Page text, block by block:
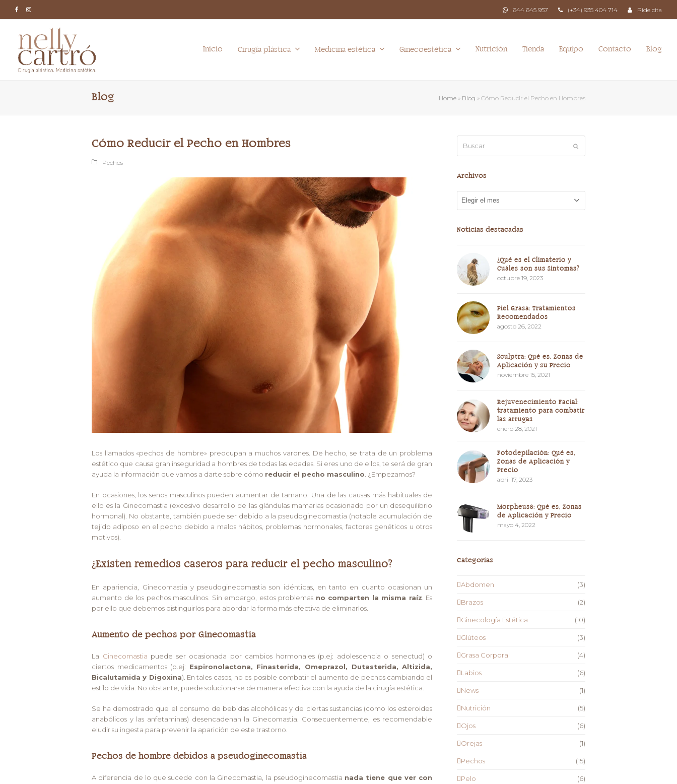
FacebookInstagram 644 645 957 (+34) 935 404 714 Pide cita
Inicio Cirugía plástica Medicina estética Ginecoestética Nutrición Tienda Equipo Contacto Blog
Blog Home » Blog » Cómo Reducir el Pecho en Hombres
Cómo Reducir el Pecho en Hombres
Pechos
Los llamados «pechos de hombre» preocupan a muchos varones. De hecho, se trata de un problema
estético que causa gran inseguridad a hombres de todas las edades. Si eres uno de ellos, te será de gran
ayuda la información que vamos a darte sobre cómo reducir el pecho masculino . ¿Empezamos?
En ocasiones, los senos masculinos pueden aumentar de tamaño. Una de las causas más habituales de
ello es la Ginecomastia (excesivo desarrollo de las glándulas mamarias ocasionado por un desequilibrio
hormonal). No obstante, también puede ser debido a la pseudoginecomastia (notable acumulación de
tejido adiposo en el pecho debido a malos hábitos, problemas hormonales, factores genéticos u otros
motivos).
¿Existen remedios caseros para reducir el pecho masculino?
En apariencia, Ginecomastia y pseudoginecomastia son idénticas, en tanto en cuanto ocasionan un
aumento de los pechos masculinos. Sin embargo, estos problemas no comparten la misma raíz . Es
por ello que debemos distinguirlos para abordar la forma más efectiva de eliminarlos.
Aumento de pechos por Ginecomastia
La Ginecomastia puede ser ocasionada por cambios hormonales (p.ej: adolescencia o senectud) o
ciertos medicamentos (p.ej: Espironolactona, Finasterida, Omeprazol, Dutasterida, Altizida,
Bicalutamida y Digoxina). En tales casos, no es posible combatir el aumento de pechos cambiando el
estilo de vida. No obstante, puede solucionarse de manera efectiva con la ayuda de la cirugía estética.
Se ha demostrado que el consumo de bebidas alcohólicas y de ciertas sustancias (como los esteroides
anabólicos y las anfetaminas) desencadenan la Ginecomastia. Consecuentemente, es recomendable
eludir su ingesta para prevenir la aparición de este trastorno.
Pechos de hombre debidos a pseudoginecomastia
A diferencia de lo que sucede con la Ginecomastia, la pseudoginecomastia nada tiene que ver con
Archivos
Archivos
Noticias destacadas
¿Qué es el Climaterio y
Cuáles son sus Síntomas?
octubre 19, 2023
Piel Grasa: Tratamientos
Recomendados
agosto 26, 2022
Sculptra: Qué es, Zonas de
Aplicación y su Precio
noviembre 15, 2021
Rejuvenecimiento Facial:
tratamiento para combatir
las arrugas
enero 28, 2021
Fotodepilación: Qué es,
Zonas de Aplicación y
Precio
abril 17, 2023
Morpheus8: Qué es, Zonas
de Aplicación y Precio
mayo 4, 2022
Categorías
Abdomen (3)
Brazos (2)
Ginecología Estética (10)
Glúteos (3)
Grasa Corporal (4)
Labios (6)
News (1)
Nutrición (5)
Ojos (6)
Orejas (1)
Pechos (15)
Pelo (6)